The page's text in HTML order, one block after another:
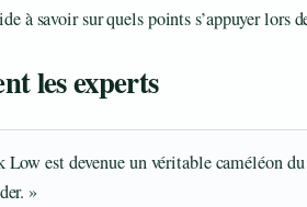
à savoir sur quels points s’appuyer lors
les experts
est devenue un véritable caméléon du
»